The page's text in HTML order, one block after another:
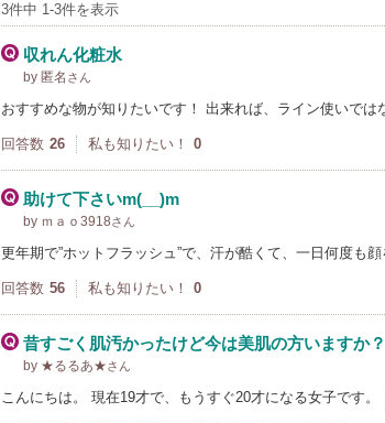
3件中 1-3件を表示
収れん化粧水
by 匿名 さん
おすすめな物が知りたいです！ 出来れば、ライン使いで
回答数 26 私も知りたい！ 0
助けて下さいm(__)m
by ｍａｏ3918さん
更年期で”ホットフラッシュ”で、汗が酷くて、一日何度も
回答数 56 私も知りたい！ 0
昔すごく肌汚かったけど今は美肌の方いますか？
by ★るるあ★さん
こんにちは。 現在19才で、もうすぐ20才になる女子です